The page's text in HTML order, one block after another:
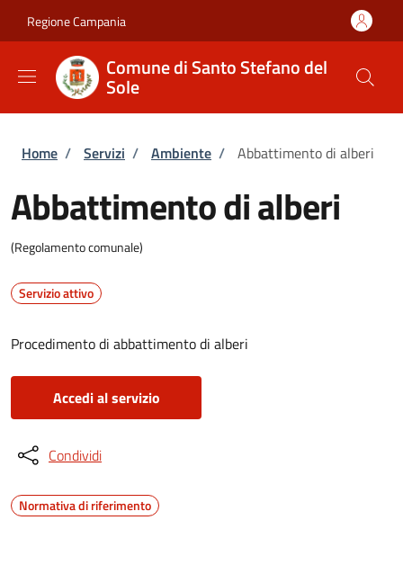
Regione Campania
Comune di Santo Stefano del
Sole
Briciole di pane
Home / Servizi / Ambiente / Abbattimento di alberi
Abbattimento di alberi
(Regolamento comunale)
Servizio attivo
Procedimento di abbattimento di alberi
Accedi al servizio
Condividi
Normativa di riferimento